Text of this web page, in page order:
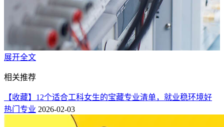
展开全文
相关推荐
【收藏】12个适合工科女生的宝藏专业清单，就业稳环境好
热门专业 2026-02-03